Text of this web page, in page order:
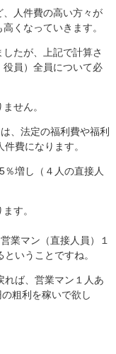
人件費の高い方々が
くなっていきます。
たが、上記で計算さ
員）全員について必
せん。
、法定の福利費や福利
費になります。
％増し（４人の直接人
す。
業マン（直接人員）１
いうことですね。
ば、営業マン１人あ
粗利を稼いで欲し